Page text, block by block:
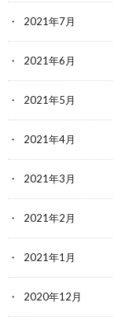
2021年7月
2021年6月
2021年5月
2021年4月
2021年3月
2021年2月
2021年1月
2020年12月